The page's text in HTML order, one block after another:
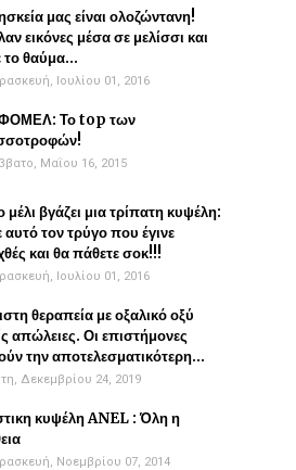
μας είναι ολοζώντανη!
εικόνες μέσα σε μελίσσι και
το θαύμα...
Ιουλίου 01, 2016
Το top των
Μαΐου 16, 2015
βγάζει μια τρίπατη κυψέλη:
αυτό τον τρύγο που έγινε
και θα πάθετε σοκ!!!
Ιουλίου 01, 2016
θεραπεία με οξαλικό οξύ
απώλειες. Οι επιστήμονες
την αποτελεσματικότερη...
Δεκεμβρίου 24, 2019
κυψέλη ANEL : Όλη η
Νοεμβρίου 07, 2014